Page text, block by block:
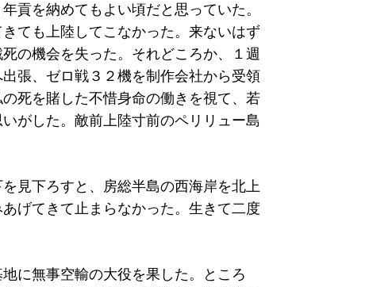
貢を納めてもよい頃だと思っていた。
ても上陸してこなかった。来ないはず
の機会を失った。それどころか、１週
張、ゼロ戦３２機を制作会社から受領
死を賭した不惜身命の働きを視て、若
がした。敵前上陸寸前のペリリュー島
見下ろすと、房総半島の西海岸を北上
げてきて止まらなかった。生きて二度
に無事空輸の大役を果した。ところ